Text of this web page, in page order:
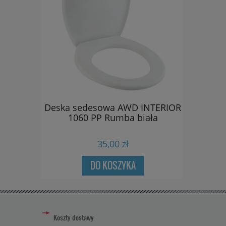
Deska sedesowa AWD INTERIOR
1060 PP Rumba biała
35,00 zł
DO KOSZYKA
Koszty dostawy